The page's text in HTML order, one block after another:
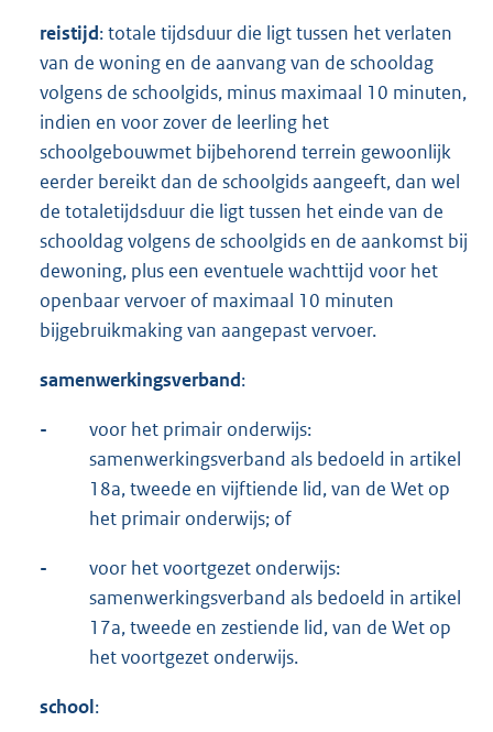
reistijd: totale tijdsduur die ligt tussen het verlaten
van de woning en de aanvang van de schooldag
volgens de schoolgids, minus maximaal 10 minuten,
indien en voor zover de leerling het
schoolgebouwmet bijbehorend terrein gewoonlijk
eerder bereikt dan de schoolgids aangeeft, dan wel
de totaletijdsduur die ligt tussen het einde van de
schooldag volgens de schoolgids en de aankomst bij
dewoning, plus een eventuele wachttijd voor het
openbaar vervoer of maximaal 10 minuten
bijgebruikmaking van aangepast vervoer.
samenwerkingsverband:
-
voor het primair onderwijs:
samenwerkingsverband als bedoeld in artikel
18a, tweede en vijftiende lid, van de Wet op
het primair onderwijs; of
-
voor het voortgezet onderwijs:
samenwerkingsverband als bedoeld in artikel
17a, tweede en zestiende lid, van de Wet op
het voortgezet onderwijs.
school: